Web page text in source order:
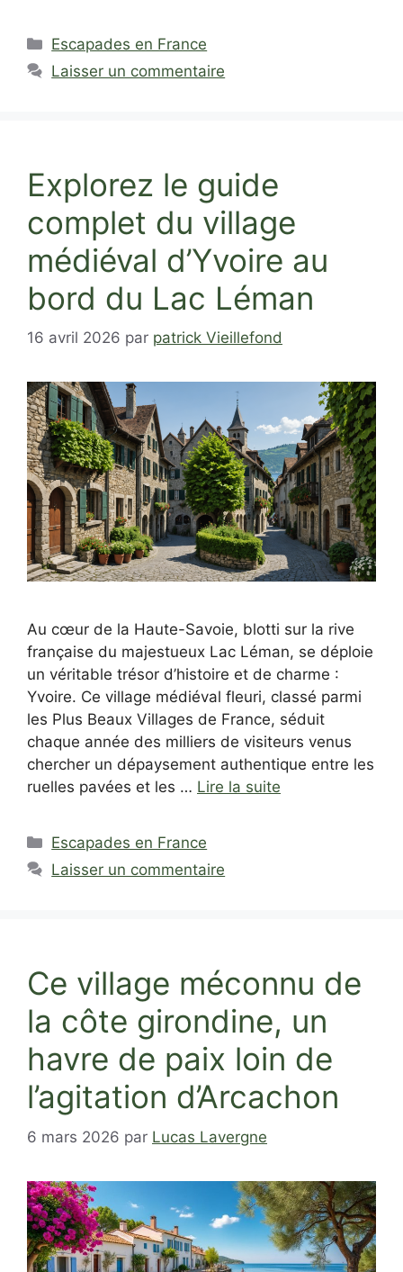
Catégories
Escapades en France
Laisser un commentaire
Explorez le guide
complet du village
médiéval d’Yvoire au
bord du Lac Léman
16 avril 2026 par patrick Vieillefond
Au cœur de la Haute-Savoie, blotti sur la rive
française du majestueux Lac Léman, se déploie
un véritable trésor d’histoire et de charme :
Yvoire. Ce village médiéval fleuri, classé parmi
les Plus Beaux Villages de France, séduit
chaque année des milliers de visiteurs venus
chercher un dépaysement authentique entre les
ruelles pavées et les … Lire la suite
Catégories
Escapades en France
Laisser un commentaire
Ce village méconnu de
la côte girondine, un
havre de paix loin de
l’agitation d’Arcachon
6 mars 2026 par Lucas Lavergne